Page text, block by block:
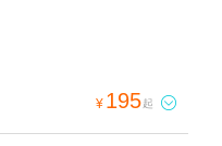
¥ 195起 